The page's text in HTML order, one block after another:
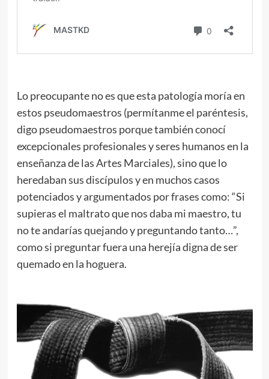
Lo preocupante no es que esta patología moría en
estos pseudomaestros (permítanme el paréntesis,
digo pseudomaestros porque también conocí
excepcionales profesionales y seres humanos en la
enseñanza de las Artes Marciales), sino que lo
heredaban sus discípulos y en muchos casos
potenciados y argumentados por frases como: “Si
supieras el maltrato que nos daba mi maestro, tu
no te andarías quejando y preguntando tanto…”,
como si preguntar fuera una herejía digna de ser
quemado en la hoguera.